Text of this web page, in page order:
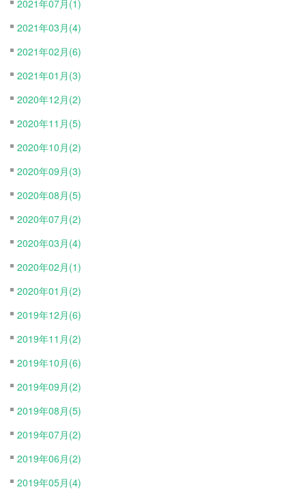
2021年07月(1)
2021年03月(4)
2021年02月(6)
2021年01月(3)
2020年12月(2)
2020年11月(5)
2020年10月(2)
2020年09月(3)
2020年08月(5)
2020年07月(2)
2020年03月(4)
2020年02月(1)
2020年01月(2)
2019年12月(6)
2019年11月(2)
2019年10月(6)
2019年09月(2)
2019年08月(5)
2019年07月(2)
2019年06月(2)
2019年05月(4)